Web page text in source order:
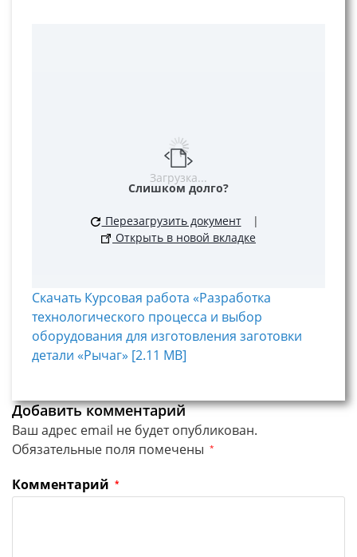
Загрузка...
Слишком долго?
Перезагрузить документ
|
Открыть в новой вкладке
Скачать Курсовая работа «Разработка
технологического процесса и выбор
оборудования для изготовления заготовки
детали «Рычаг» [2.11 MB]
Добавить комментарий
Ваш адрес email не будет опубликован.
Обязательные поля помечены *
Комментарий *